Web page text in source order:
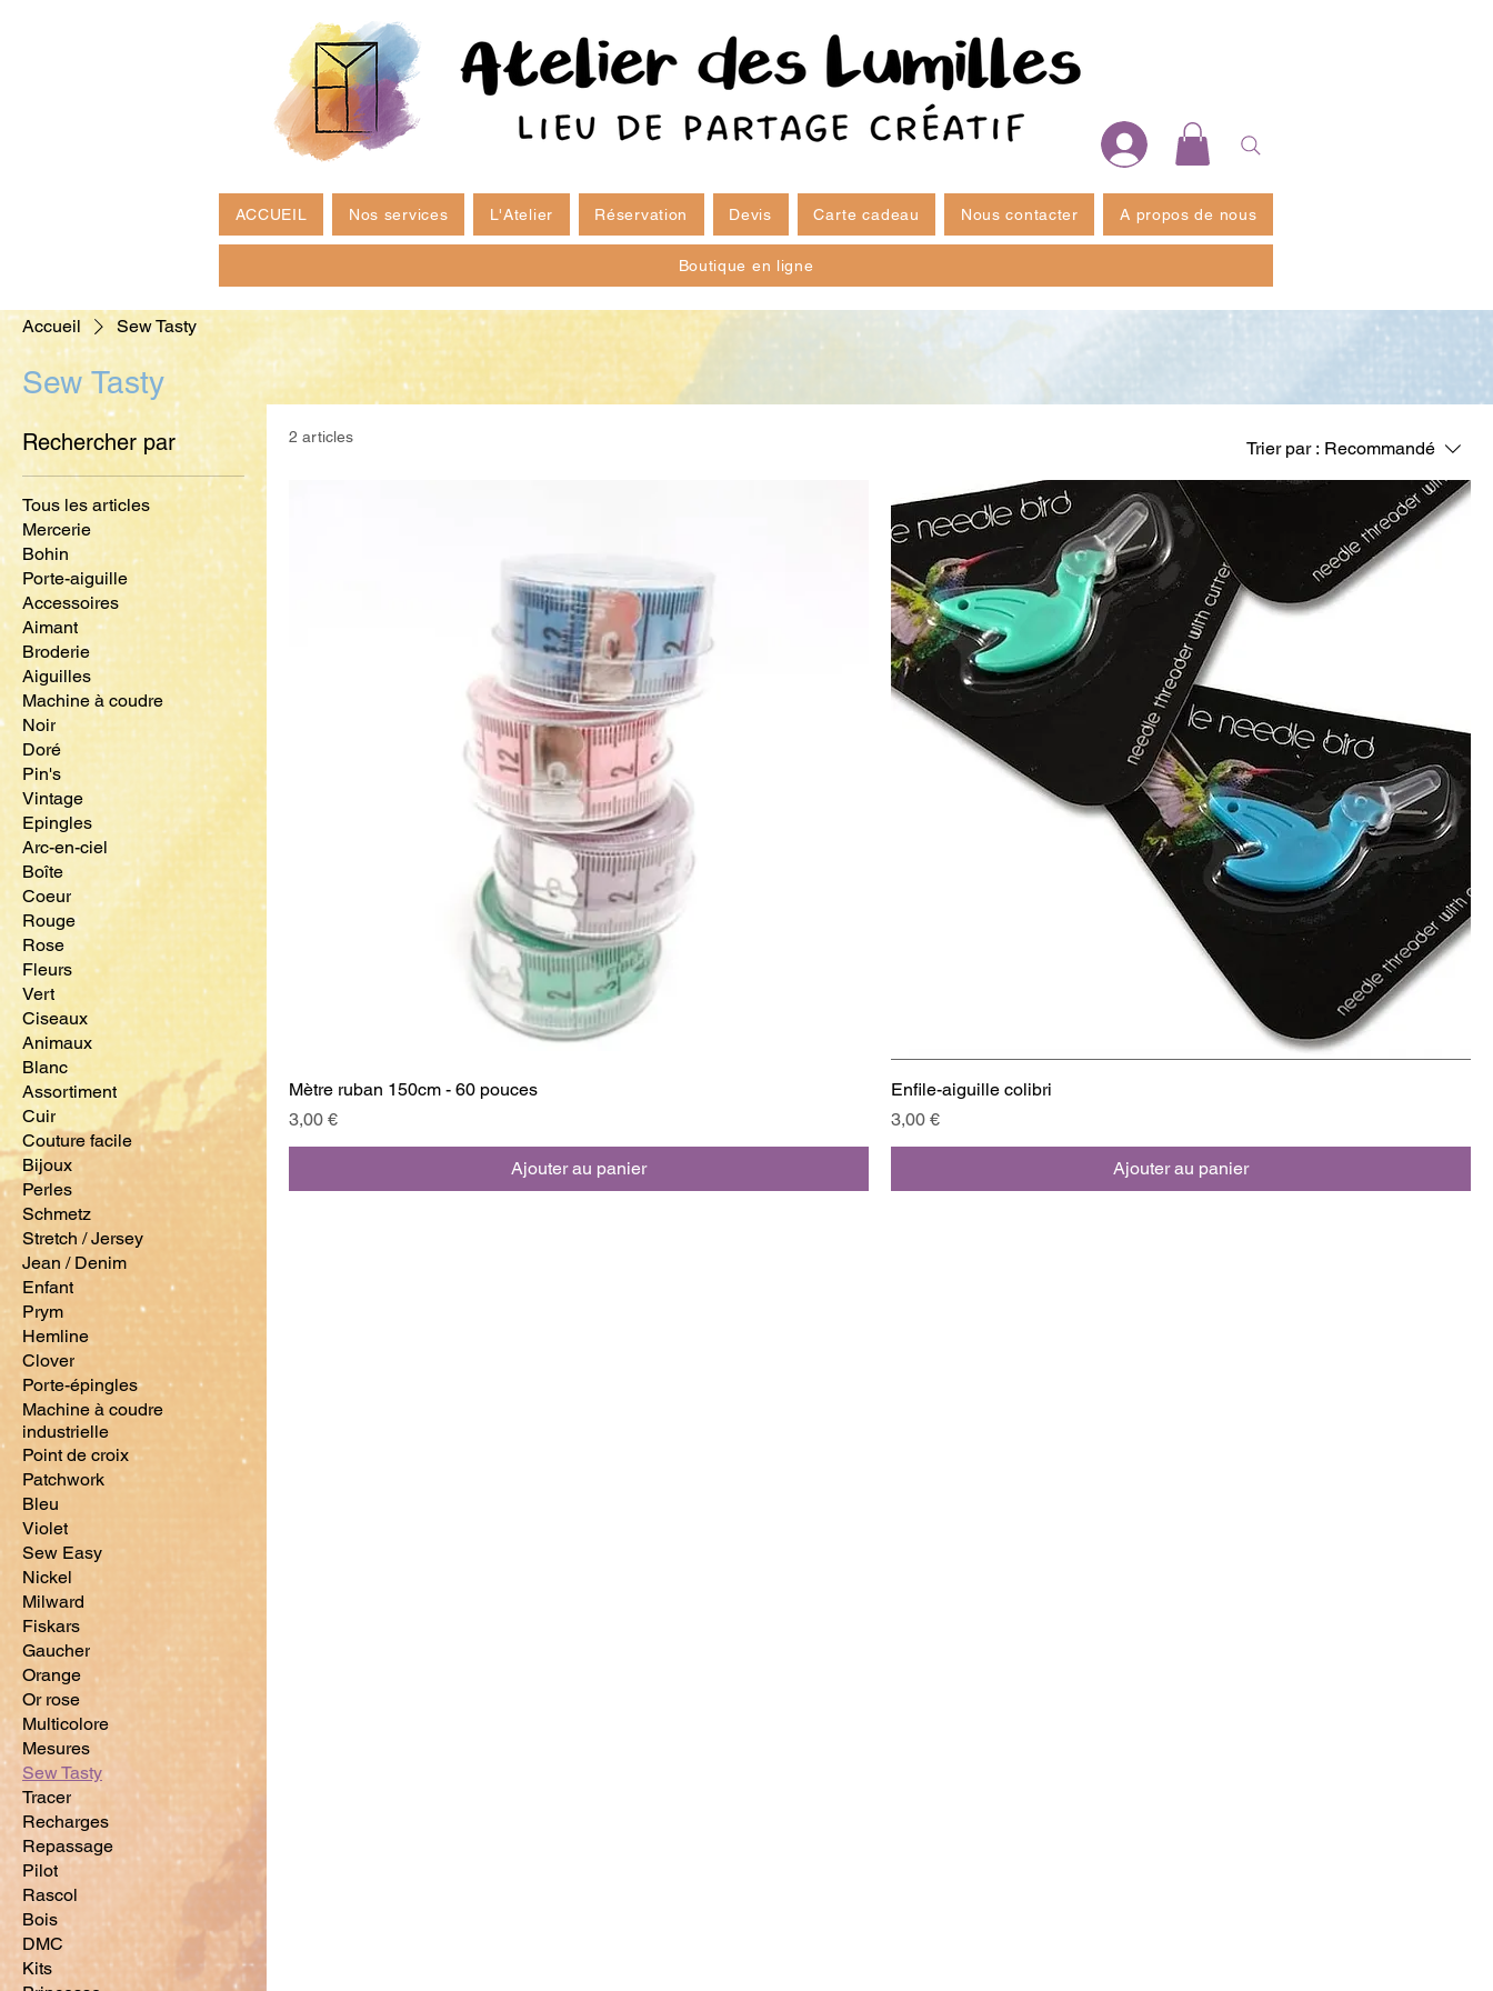
ACCUEIL Nos services L'Atelier Réservation Devis Carte cadeau Nous contacter A propos de nous
Boutique en ligne
Accueil Sew Tasty
Sew Tasty
Rechercher par
Tous les articles
Mercerie
Bohin
Porte-aiguille
Accessoires
Aimant
Broderie
Aiguilles
Machine à coudre
Noir
Doré
Pin's
Vintage
Epingles
Arc-en-ciel
Boîte
Coeur
Rouge
Rose
Fleurs
Vert
Ciseaux
Animaux
Blanc
Assortiment
Cuir
Couture facile
Bijoux
Perles
Schmetz
Stretch / Jersey
Jean / Denim
Enfant
Prym
Hemline
Clover
Porte-épingles
Machine à coudre
industrielle
Point de croix
Patchwork
Bleu
Violet
Sew Easy
Nickel
Milward
Fiskars
Gaucher
Orange
Or rose
Multicolore
Mesures
Sew Tasty
Tracer
Recharges
Repassage
Pilot
Rascol
Bois
DMC
Kits
2 articles
Trier par : Recommandé
Mètre ruban 150cm - 60 pouces
Prix
3,00 €
Ajouter au panier
Enfile-aiguille colibri
Prix
3,00 €
Ajouter au panier